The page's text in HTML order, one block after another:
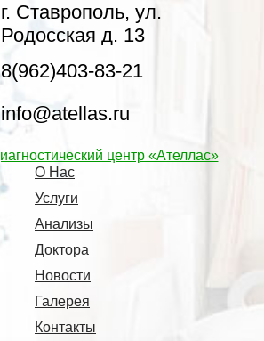
г. Ставрополь, ул.
Родосская д. 13
8(962)403-83-21
info@atellas.ru
О Нас
Услуги
Анализы
Доктора
Новости
Галерея
Контакты